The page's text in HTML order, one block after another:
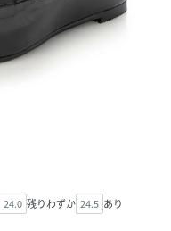
24.0 残りわずか 24.5 あり